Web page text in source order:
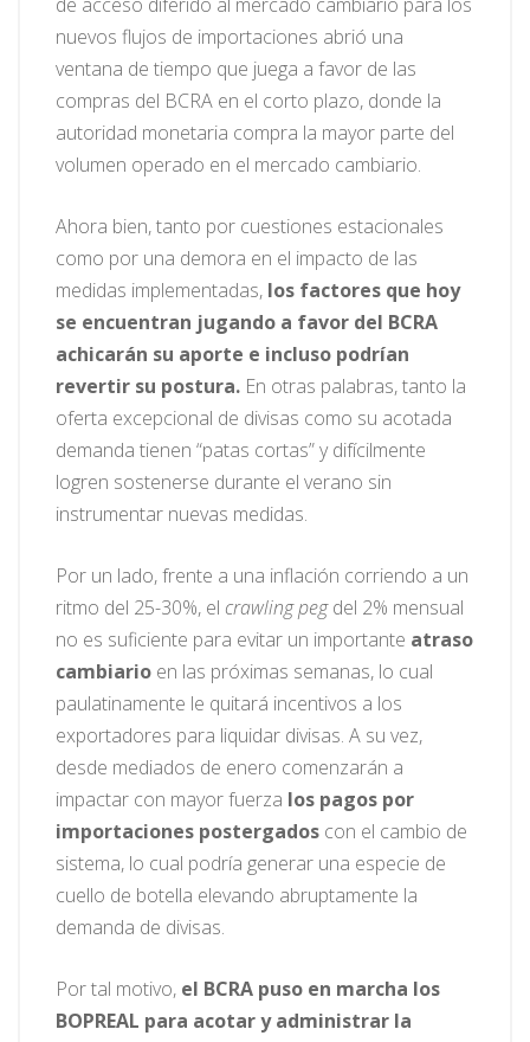
nuevos flujos de importaciones abrió una
ventana de tiempo que juega a favor de las
compras del BCRA en el corto plazo, donde la
autoridad monetaria compra la mayor parte del
volumen operado en el mercado cambiario.
Ahora bien, tanto por cuestiones estacionales
como por una demora en el impacto de las
medidas implementadas, los factores que hoy
se encuentran jugando a favor del BCRA
achicarán su aporte e incluso podrían
revertir su postura. En otras palabras, tanto la
oferta excepcional de divisas como su acotada
demanda tienen “patas cortas” y difícilmente
logren sostenerse durante el verano sin
instrumentar nuevas medidas.
Por un lado, frente a una inflación corriendo a un
ritmo del 25-30%, el crawling pegdel 2% mensual
no es suficiente para evitar un importante atraso
cambiario en las próximas semanas, lo cual
paulatinamente le quitará incentivos a los
exportadores para liquidar divisas. A su vez,
desde mediados de enero comenzarán a
impactar con mayor fuerza los pagos por
importaciones postergados con el cambio de
sistema, lo cual podría generar una especie de
cuello de botella elevando abruptamente la
demanda de divisas.
Por tal motivo, el BCRA puso en marcha los
BOPREAL para acotar y administrar la